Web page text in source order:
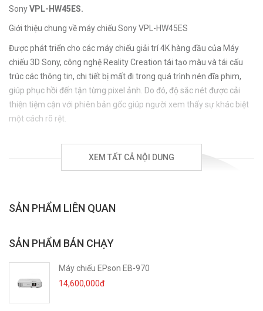
SonyVPL-HW45ES.
Giới thiệu chung về máy chiếu Sony VPL-HW45ES
Được phát triển cho các máy chiếu giải trí 4K hàng đầu của Máy
chiếu 3D Sony, công nghệ Reality Creation tái tạo màu và tái cấu
trúc các thông tin, chi tiết bị mất đi trong quá trình nén đĩa phim,
giúp phục hồi đến tận từng pixel ảnh. Do đó, độ sắc nét được cải
thiện tiệm cận với phiên bản gốc giúp người xem thấy sự khác biệt
một cách rõ rệt.
XEM TẤT CẢ NỘI DUNG
SẢN PHẨM LIÊN QUAN
SẢN PHẨM BÁN CHẠY
Máy chiếu EPson EB-970
14,600,000đ